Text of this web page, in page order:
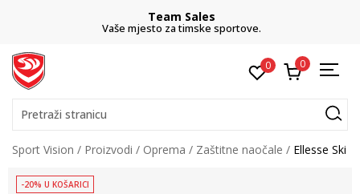
Team Sales
Vaše mjesto za timske sportove.
0 0
Pretraži stranicu
Sport Vision Proizvodi Oprema Zaštitne naočale Ellesse Ski
-20% U KOŠARICI